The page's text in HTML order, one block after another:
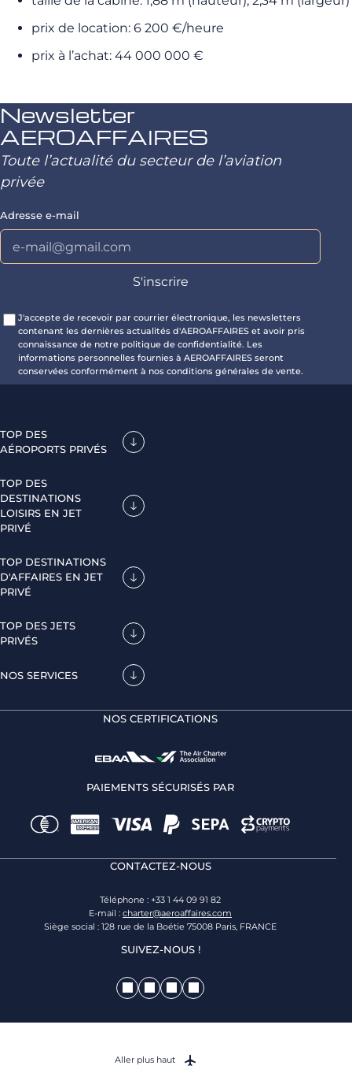
prix de location: 6 200 €/heure
prix à l’achat: 44 000 000 €
Newsletter
AEROAFFAIRES
Toute l’actualité du secteur de l’aviation
privée
Adresse e-mail
J'accepte de recevoir par courrier électronique, les newsletters
contenant les dernières actualités d'AEROAFFAIRES et avoir pris
connaissance de notre politique de confidentialité. Les
informations personnelles fournies à AEROAFFAIRES seront
conservées conformément à nos conditions générales de vente.
TOP DES
AÉROPORTS PRIVÉS
TOP DES
DESTINATIONS
LOISIRS EN JET
PRIVÉ
TOP DESTINATIONS
D'AFFAIRES EN JET
PRIVÉ
TOP DES JETS
PRIVÉS
NOS SERVICES
NOS CERTIFICATIONS
PAIEMENTS SÉCURISÉS PAR
CONTACTEZ-NOUS
Téléphone : +33 1 44 09 91 82
E-mail : charter@aeroaffaires.com
Siège social : 128 rue de la Boétie 75008 Paris, FRANCE
SUIVEZ-NOUS !
Aller plus haut